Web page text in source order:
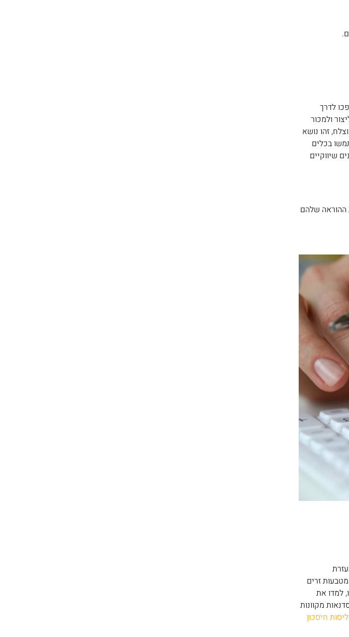
לדרך
ולמכור
זהו נושא
בכלים
שיווקיים
ההוראה שלהם
זרים
למדו את
מקוונות
חיסכון